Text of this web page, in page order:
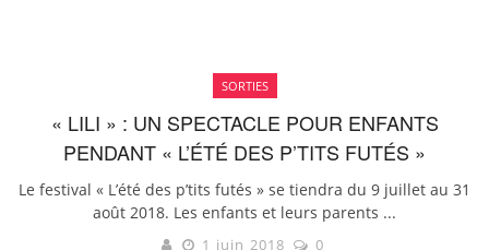
SORTIES
« LILI » : UN SPECTACLE POUR ENFANTS
PENDANT « L’ÉTÉ DES P’TITS FUTÉS »
Le festival « L’été des p’tits futés » se tiendra du 9 juillet au 31
août 2018. Les enfants et leurs parents ...
1 juin 2018 0